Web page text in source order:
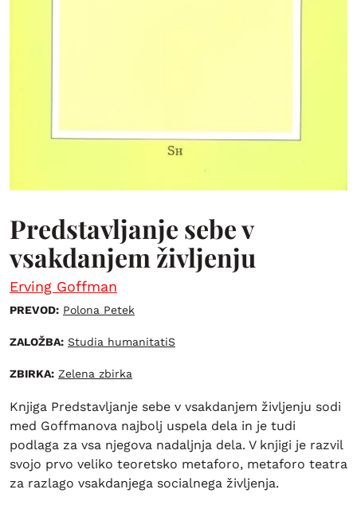
Predstavljanje sebe v
vsakdanjem življenju
Erving Goffman
PREVOD: Polona Petek
ZALOŽBA: Studia humanitatiS
ZBIRKA: Zelena zbirka
Knjiga Predstavljanje sebe v vsakdanjem življenju sodi
med Goffmanova najbolj uspela dela in je tudi
podlaga za vsa njegova nadaljnja dela. V knjigi je razvil
svojo prvo veliko teoretsko metaforo, metaforo teatra
za razlago vsakdanjega socialnega življenja.